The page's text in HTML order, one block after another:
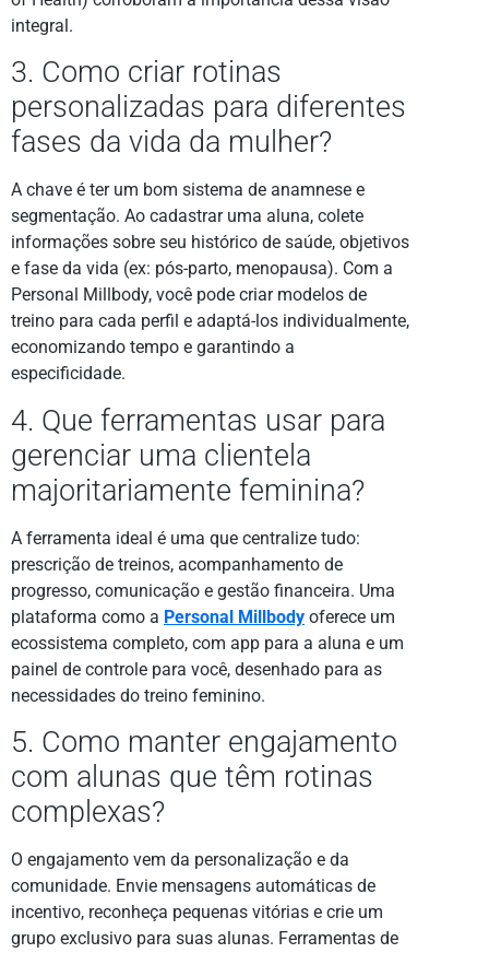
integral.
3. Como criar rotinas
personalizadas para diferentes
fases da vida da mulher?
A chave é ter um bom sistema de anamnese e
segmentação. Ao cadastrar uma aluna, colete
informações sobre seu histórico de saúde, objetivos
e fase da vida (ex: pós-parto, menopausa). Com a
Personal Millbody, você pode criar modelos de
treino para cada perfil e adaptá-los individualmente,
economizando tempo e garantindo a
especificidade.
4. Que ferramentas usar para
gerenciar uma clientela
majoritariamente feminina?
A ferramenta ideal é uma que centralize tudo:
prescrição de treinos, acompanhamento de
progresso, comunicação e gestão financeira. Uma
plataforma como a Personal Millbody oferece um
ecossistema completo, com app para a aluna e um
painel de controle para você, desenhado para as
necessidades do treino feminino.
5. Como manter engajamento
com alunas que têm rotinas
complexas?
O engajamento vem da personalização e da
comunidade. Envie mensagens automáticas de
incentivo, reconheça pequenas vitórias e crie um
grupo exclusivo para suas alunas. Ferramentas de